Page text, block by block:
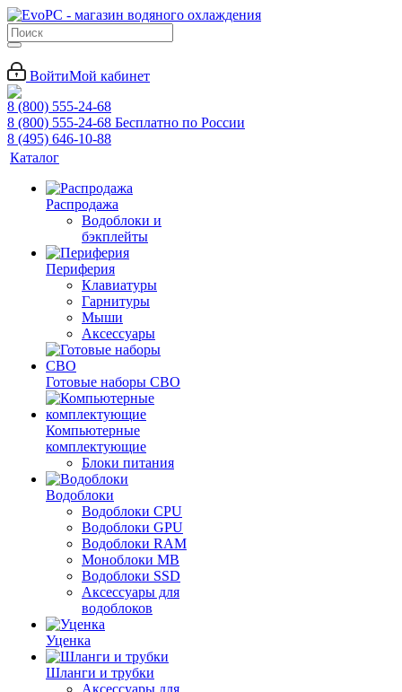
ВойтиМой кабинет
8 (800) 555-24-68
8 (800) 555-24-68 Бесплатно по России
8 (495) 646-10-88
Каталог
Распродажа
Водоблоки и
бэкплейты
Периферия
Клавиатуры
Гарнитуры
Мыши
Аксессуары
Готовые наборы СВО
Компьютерные
комплектующие
Блоки питания
Водоблоки
Водоблоки CPU
Водоблоки GPU
Водоблоки RAM
Моноблоки MB
Водоблоки SSD
Аксессуары для
водоблоков
Уценка
Шланги и трубки
Аксессуары для